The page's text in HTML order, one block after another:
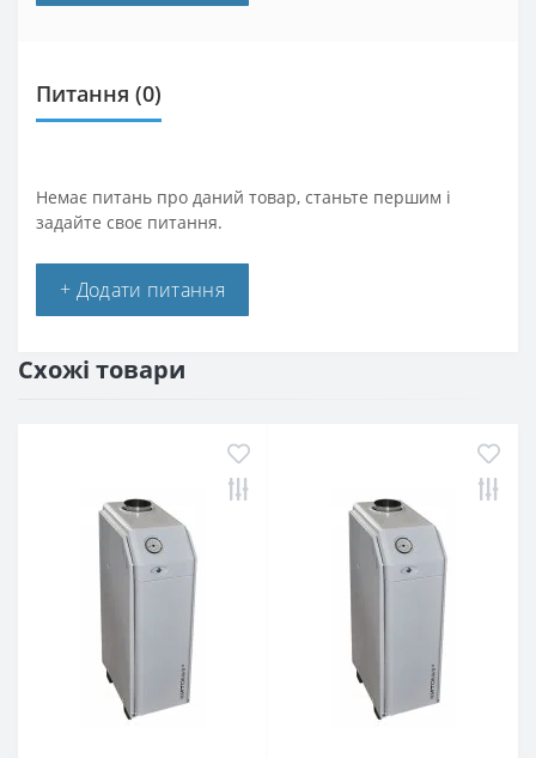
Питання (0)
Немає питань про даний товар, станьте першим і
задайте своє питання.
+ Додати питання
Схожі товари